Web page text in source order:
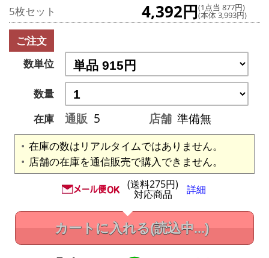
5枚セット 4,392円(1点当 877円)
(本体 3,993円)
ご注文
数単位
数量
在庫
通販 5 店舗 準備無
在庫の数はリアルタイムではありません。
店舗の在庫を通信販売で購入できません。
(送料275円)
対応商品 詳細
カートに入れる(読込中...)